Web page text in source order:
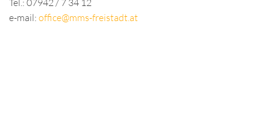
Tel.: 07942 / 7 34 12
e-mail: office@mms-freistadt.at